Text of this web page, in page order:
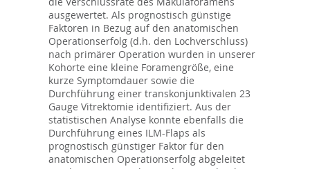
ausgewertet. Als prognostisch günstige
Faktoren in Bezug auf den anatomischen
Operationserfolg (d.h. den Lochverschluss)
nach primärer Operation wurden in unserer
Kohorte eine kleine Foramengröße, eine
kurze Symptomdauer sowie die
Durchführung einer transkonjunktivalen 23
Gauge Vitrektomie identifiziert. Aus der
statistischen Analyse konnte ebenfalls die
Durchführung eines ILM-Flaps als
prognostisch günstiger Faktor für den
anatomischen Operationserfolg abgeleitet